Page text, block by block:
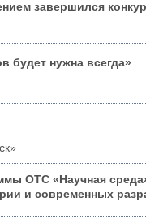
завершился
будет нужна всегда»
ОТС «Научная
и современных